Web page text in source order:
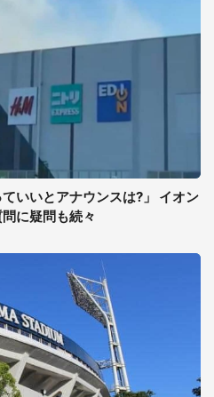
いいとアナウンスは?」 イオン
に疑問も続々